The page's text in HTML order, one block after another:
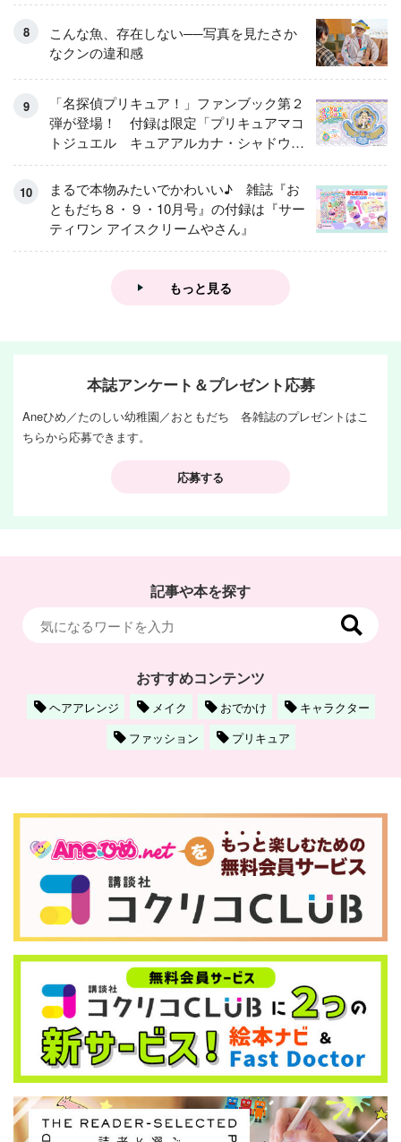
こんな魚、存在しない──写真を見たさか
なクンの違和感
「名探偵プリキュア！」ファンブック第２
弾が登場！ 付録は限定「プリキュアマコ
トジュエル キュアアルカナ・シャドウ
アイスver.」 キュアエクレールを大特
集！
まるで本物みたいでかわいい♪ 雑誌『お
ともだち８・９・10月号』の付録は『サー
ティワン アイスクリームやさん』
もっと見る
本誌アンケート＆プレゼント応募
Aneひめ／たのしい幼稚園／おともだち 各雑誌のプレゼントはこ
ちらから応募できます。
応募する
記事や本を探す
おすすめコンテンツ
ヘアアレンジ メイク おでかけ
キャラクター
ファッション
プリキュア